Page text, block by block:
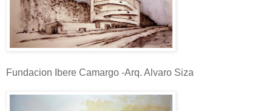
Fundacion Ibere Camargo -Arq. Alvaro Siza